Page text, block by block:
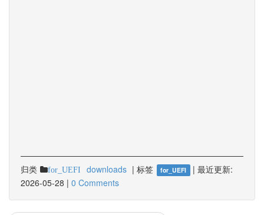
归类 for_UEFI downloads | 标签 for_UEFI | 最近更新:
2026-05-28 | 0 Comments